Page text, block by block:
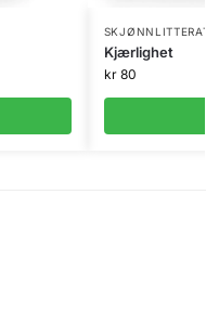
Kjærlighet
kr80